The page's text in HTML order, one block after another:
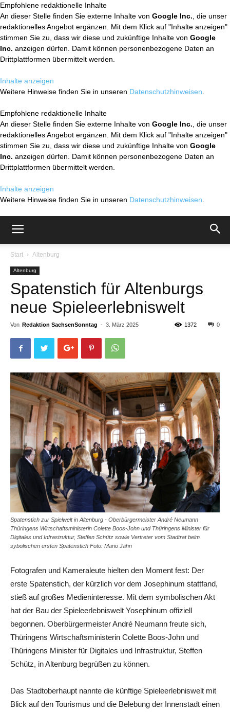
Empfohlene redaktionelle Inhalte
An dieser Stelle finden Sie externe Inhalte von Google Inc. , die unser
redaktionelles Angebot ergänzen. Mit dem Klick auf "Inhalte anzeigen"
stimmen Sie zu, dass wir diese und zukünftige Inhalte von Google
Inc. anzeigen dürfen. Damit können personenbezogene Daten an
Drittplattformen übermittelt werden.
Inhalte anzeigen
Weitere Hinweise finden Sie in unseren Datenschutzhinweisen
Empfohlene redaktionelle Inhalte
An dieser Stelle finden Sie externe Inhalte von Google Inc. , die unser
redaktionelles Angebot ergänzen. Mit dem Klick auf "Inhalte anzeigen"
stimmen Sie zu, dass wir diese und zukünftige Inhalte von Google
Inc. anzeigen dürfen. Damit können personenbezogene Daten an
Drittplattformen übermittelt werden.
Inhalte anzeigen
Weitere Hinweise finden Sie in unseren Datenschutzhinweisen
Start Altenburg
Altenburg
Spatenstich für Altenburgs
neue Spieleerlebniswelt
Von Redaktion SachsenSonntag - 3. März 2025 0
1372
Spatenstich zur Spielwelt in Altenburg - Oberbürgermeister André Neumann
Thüringens Wirtschaftsministerin Colette Boos-John und Thüringens Minister für
Digitales und Infrastruktur, Steffen Schütz sowie Vertreter vom Stadtrat beim
sybolischen ersten Spatenstich Foto: Mario Jahn
Fotografen und Kameraleute hielten den Moment fest: Der
erste Spatenstich, der kürzlich vor dem Josephinum stattfand,
stieß auf großes Medieninteresse. Mit dem symbolischen Akt
hat der Bau der Spieleerlebniswelt Yosephinum offiziell
begonnen. Oberbürgermeister André Neumann freute sich,
Thüringens Wirtschaftsministerin Colette Boos-John und
Thüringens Minister für Digitales und Infrastruktur, Steffen
Schütz, in Altenburg begrüßen zu können.
Das Stadtoberhaupt nannte die künftige Spieleerlebniswelt mit
Blick auf den Tourismus und die Belebung der Innenstadt einen